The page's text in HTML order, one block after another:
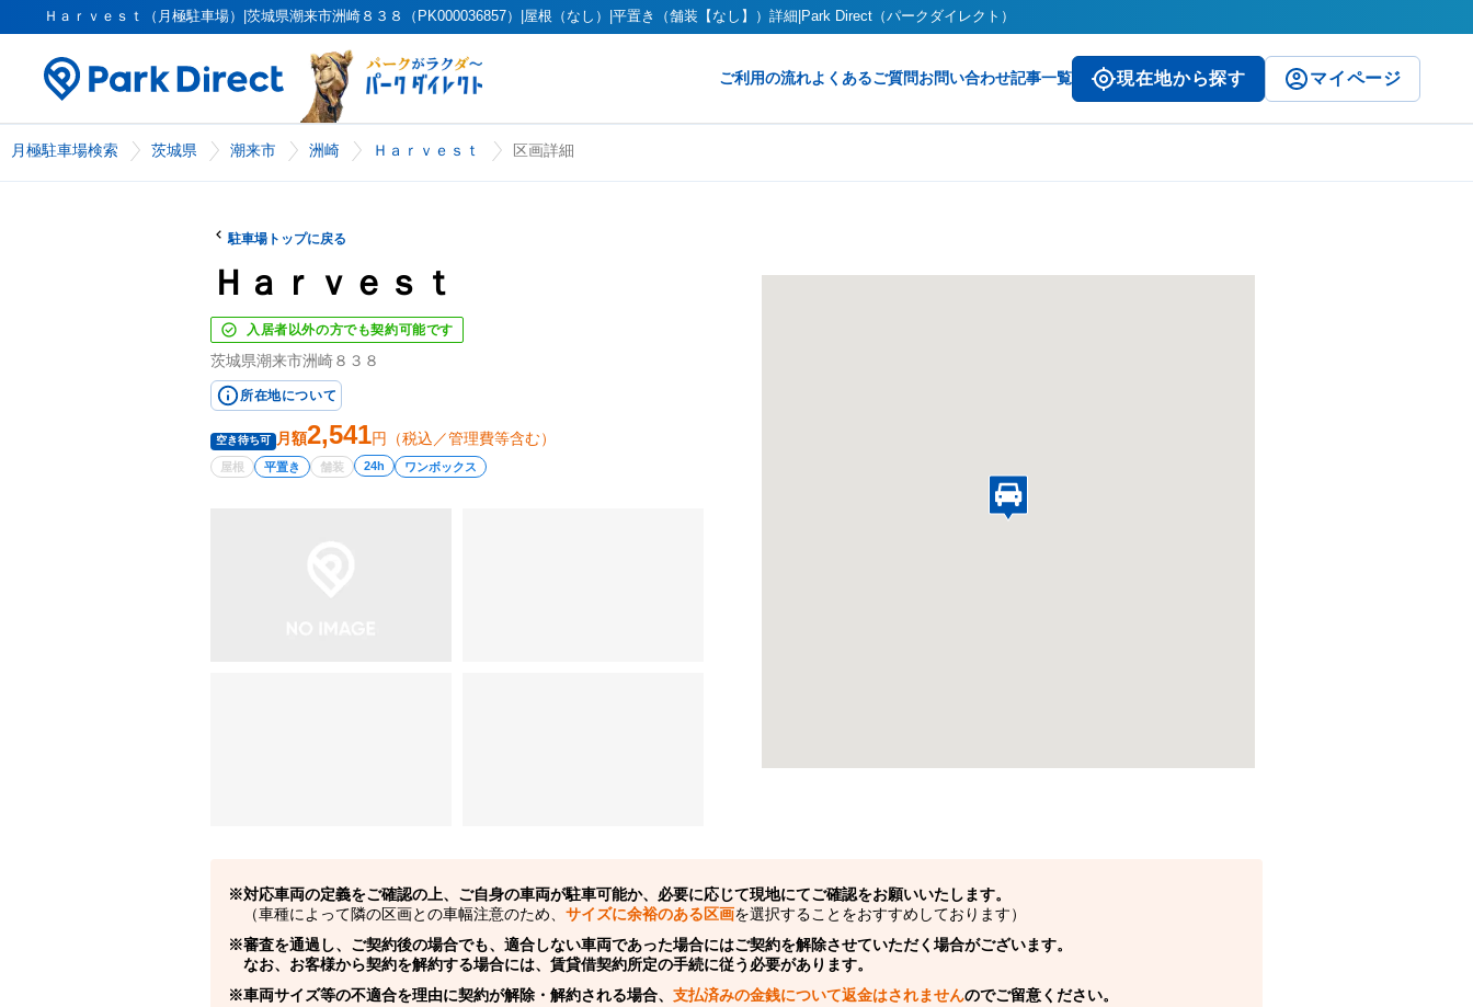
Ｈａｒｖｅｓｔ（月極駐車場）|茨城県潮来市洲崎８３８（PK000036857）|屋根（なし）|平置き（舗装【なし】）詳細|Park Direct（パークダイレクト）
ご利用の流れよくあるご質問お問い合わせ記事一覧 現在地から探す マイページ
月極駐車場検索 茨城県 潮来市 洲崎 Ｈａｒｖｅｓｔ 区画詳細
駐車場トップに戻る
Ｈａｒｖｅｓｔ
入居者以外の方でも契約可能です
茨城県潮来市洲崎８３８
所在地について
空き待ち可 月額2,541円（税込／管理費等含む）
屋根 平置き 舗装 24h ワンボックス
対応車両の定義をご確認の上、ご自身の車両が駐車可能か、必要に応じて現地にてご確認をお願いいたします。
（車種によって隣の区画との車幅注意のため、 サイズに余裕のある区画を選択することをおすすめしております）
審査を通過し、ご契約後の場合でも、適合しない車両であった場合にはご契約を解除させていただく場合がございます。
なお、お客様から契約を解約する場合には、賃貸借契約所定の手続に従う必要があります。
車両サイズ等の不適合を理由に契約が解除・解約される場合、 支払済みの金銭について返金はされませんのでご留意ください。